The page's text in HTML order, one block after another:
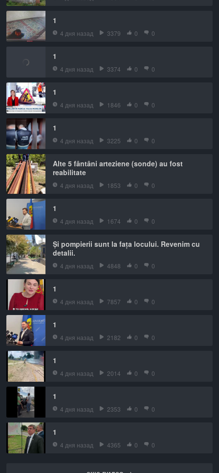
1
4 дня назад 3379 0 0
1
4 дня назад 3374 0 0
1
4 дня назад 1846 0 0
1
4 дня назад 3225 0 0
Alte 5 fântâni arteziene (sonde) au fost
reabilitate
4 дня назад 1853 0 0
1
4 дня назад 1674 0 0
Și pompierii sunt la fața locului. Revenim cu
detalii.
4 дня назад 4848 0 0
1
4 дня назад 7857 0 0
1
4 дня назад 2182 0 0
1
4 дня назад 2014 0 0
1
4 дня назад 2353 0 0
1
4 дня назад 4365 0 0